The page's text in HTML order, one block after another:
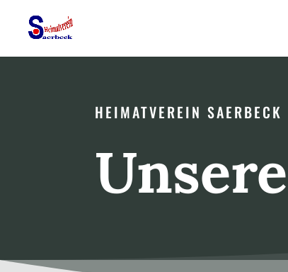
HEIMATVEREIN SAERBECK